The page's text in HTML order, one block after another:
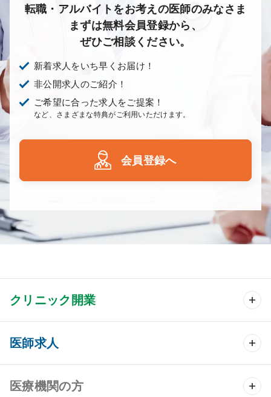
転職・アルバイトをお考えの医師のみなさま
まずは無料会員登録から、
ぜひご相談ください。
新着求人をいち早くお届け！
非公開求人のご紹介！
ご希望に合った求人をご提案！
など、さまざまな特典がご利用いただけます。
会員登録へ
クリニック開業
クリニック開業 TOP
クリニック物件検索
医師求人
医師求人 TOP
医療機関の方